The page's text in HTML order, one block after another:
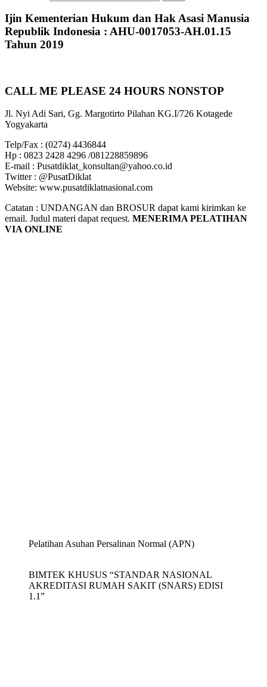
Ijin Kementerian Hukum dan Hak Asasi Manusia
Republik Indonesia : AHU-0017053-AH.01.15
Tahun 2019
CALL ME PLEASE 24 HOURS NONSTOP
Jl. Nyi Adi Sari, Gg. Margotirto Pilahan KG.I/726 Kotagede
Yogyakarta
Telp/Fax : (0274) 4436844
Hp : 0823 2428 4296 /081228859896
E-mail : Pusatdiklat_konsultan@yahoo.co.id
Twitter : @PusatDiklat
Website: www.pusatdiklatnasional.com
Catatan : UNDANGAN dan BROSUR dapat kami kirimkan ke
email. Judul materi dapat request. MENERIMA PELATIHAN
VIA ONLINE
Pelatihan Asuhan Persalinan Normal (APN)
BIMTEK KHUSUS “STANDAR NASIONAL
AKREDITASI RUMAH SAKIT (SNARS) EDISI
1.1”